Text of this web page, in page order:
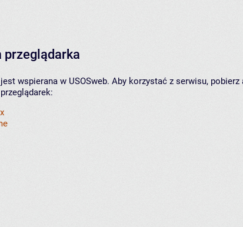
przeglądarka
wspierana w USOSweb. Aby korzystać z serwisu,